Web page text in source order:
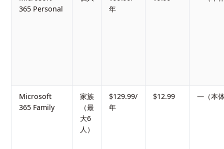
365 Personal
年
Microsoft
365 Family
家族
（最
大6
人）
$129.99/
年
$12.99 —（本